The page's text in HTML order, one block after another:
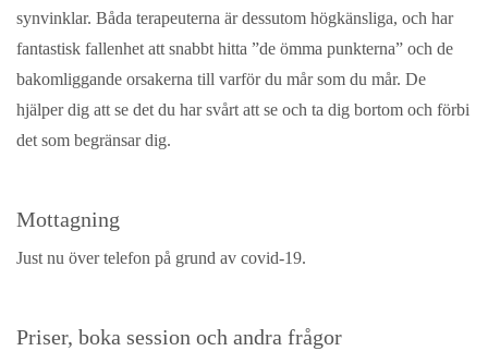
synvinklar. Båda terapeuterna är dessutom högkänsliga, och har
fantastisk fallenhet att snabbt hitta ”de ömma punkterna” och de
bakomliggande orsakerna till varför du mår som du mår. De
hjälper dig att se det du har svårt att se och ta dig bortom och förbi
det som begränsar dig.
Mottagning
Just nu över telefon på grund av covid-19.
Priser, boka session och andra frågor